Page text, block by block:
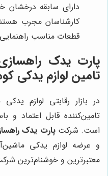
دارای سابقه درخشان
کارشناسان مجرب
قطعات مناسب
پارت یدک
تامین لوازم یدکی
در بازار رقابتی لوازم
تامین‌کننده قابل اعتماد و
است. شرکتپارت یدک
و عرضه لوازم یدکی
معتبرترین و خوشنام‌ترین